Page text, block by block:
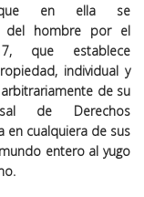
en ella
se
del hombre por el
que establece
individual y
de su
de Derechos
en cualquiera de sus
entero al yugo